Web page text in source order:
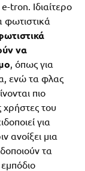
tron. Ιδιαίτερο
φωτιστικά
να
, όπως για
ενώ τα φλας
πιο
χρήστες του
για
ανοίξει μια
τα